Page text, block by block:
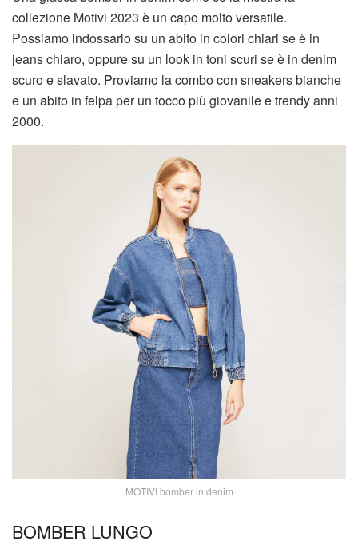
collezione Motivi 2023 è un capo molto versatile.
Possiamo indossarlo su un abito in colori chiari se è in
jeans chiaro, oppure su un look in toni scuri se è in denim
scuro e slavato. Proviamo la combo con sneakers bianche
e un abito in felpa per un tocco più giovanile e trendy anni
2000.
MOTIVI bomber in denim
BOMBER LUNGO